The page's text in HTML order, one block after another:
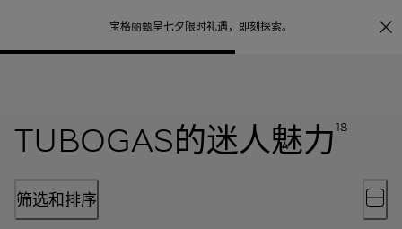
宝格丽甄呈七夕限时礼遇， 即刻探索。
TUBOGAS的迷人魅力18
筛选和排序